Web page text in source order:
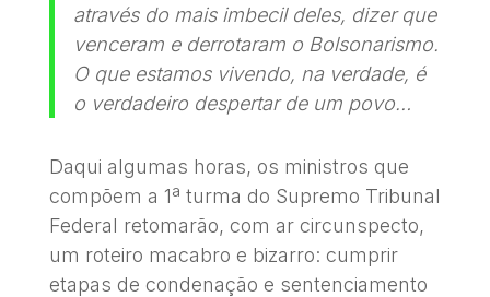
através do mais imbecil deles, dizer que
venceram e derrotaram o Bolsonarismo.
O que estamos vivendo, na verdade, é
o verdadeiro despertar de um povo…
Daqui algumas horas, os ministros que
compõem a 1ª turma do Supremo Tribunal
Federal retomarão, com ar circunspecto,
um roteiro macabro e bizarro: cumprir
etapas de condenação e sentenciamento